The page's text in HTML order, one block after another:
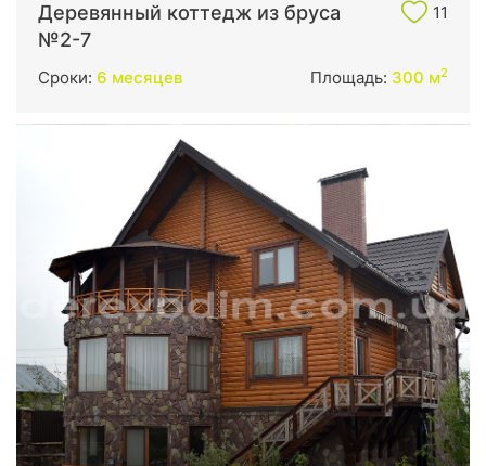
Деревянный коттедж из бруса
№2-7
11
Сроки: 6 месяцев Площадь: 300 м2